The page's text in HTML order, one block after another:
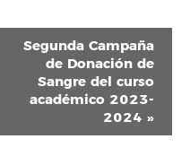
Segunda Campaña
de Donación de
Sangre del curso
académico 2023-
2024 »